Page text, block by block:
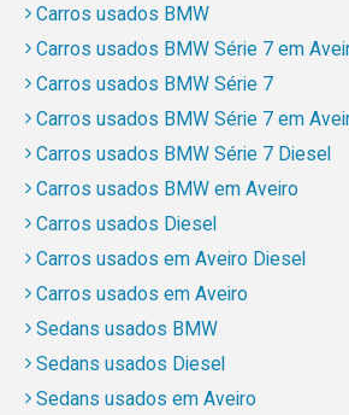
Carros usados BMW
Carros usados BMW Série 7 em
Carros usados BMW Série 7
Carros usados BMW Série 7 em
Carros usados BMW Série 7 Diesel
Carros usados BMW em Aveiro
Carros usados Diesel
Carros usados em Aveiro Diesel
Carros usados em Aveiro
Sedans usados BMW
Sedans usados Diesel
Sedans usados em Aveiro